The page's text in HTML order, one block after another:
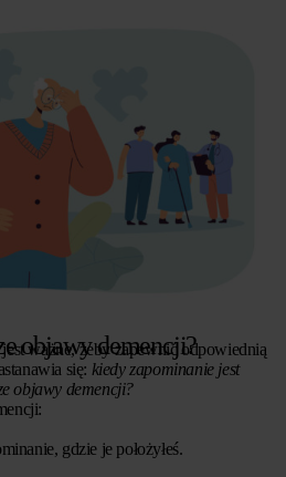
objawy demencji?
ważne, żeby zapewnić odpowiednią
się: kiedy zapominanie jest
objawy demencji?
gdzie je położyłeś.